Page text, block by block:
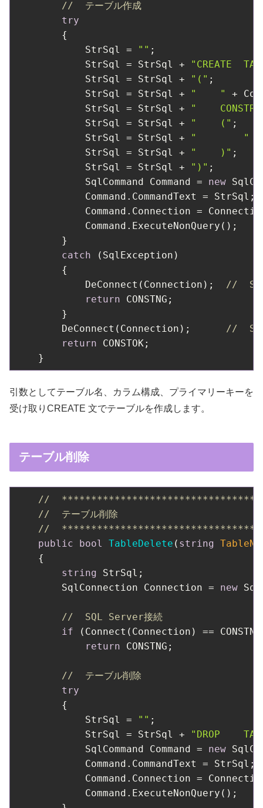
//  テーブル作成
try
        {
            StrSql =
"" ;
            StrSql = StrSql +
"CREATE
            StrSql = StrSql +
"(" ;
            StrSql = StrSql +
"    "
+
            StrSql = StrSql +
"
            StrSql = StrSql +
"    (" ;
            StrSql = StrSql +
"        "
            StrSql = StrSql +
"    )" ;
            StrSql = StrSql +
")" ;
            SqlCommand Command =
new
            Command.CommandText = StrSql;
Command.Connection =
            Command.ExecuteNonQuery();
        }
catch (SqlException)
        {
            DeConnect(Connection);
//
return CONSTNG;
        }
        DeConnect(Connection);
//
return CONSTOK;
引数としてテーブル名、カラム構成、プライマリーキーを
受け取りCREATE 文でテーブルを作成します。
テーブル削除
//
//  テーブル削除
//
public
bool TableDelete ( string
    {
string StrSql;
        SqlConnection Connection =
new
//  SQL Server接続
if (Connect(Connection) ==
return CONSTNG;
//  テーブル削除
try
        {
            StrSql =
"" ;
            StrSql = StrSql +
"DROP
            SqlCommand Command =
new
            Command.CommandText = StrSql;
Command.Connection =
            Command.ExecuteNonQuery();